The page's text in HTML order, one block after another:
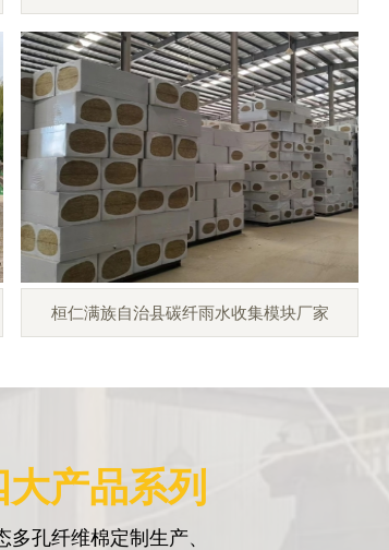
桓仁满族自治县碳纤雨水收集模块厂家
产品系列
孔纤维棉定制生产、